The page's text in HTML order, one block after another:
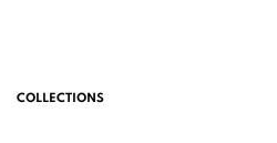
COLLECTIONS